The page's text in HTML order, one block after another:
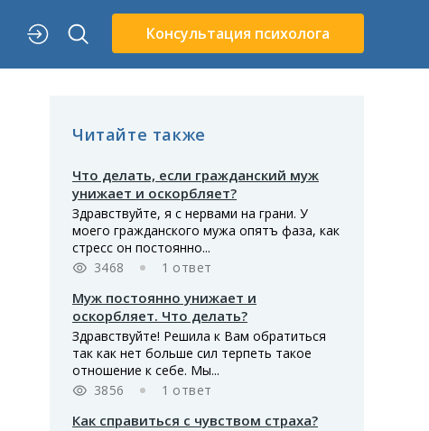
Консультация психолога
Читайте также
Что делать, если гражданский муж
унижает и оскорбляет?
Здравствуйте, я с нервами на грани. У
моего гражданского мужа опятъ фаза, как
стресс он постоянно...
3468
1 ответ
Муж постоянно унижает и
оскорбляет. Что делать?
Здравствуйте! Решила к Вам обратиться
так как нет больше сил терпеть такое
отношение к себе. Мы...
3856
1 ответ
Как справиться с чувством страха?